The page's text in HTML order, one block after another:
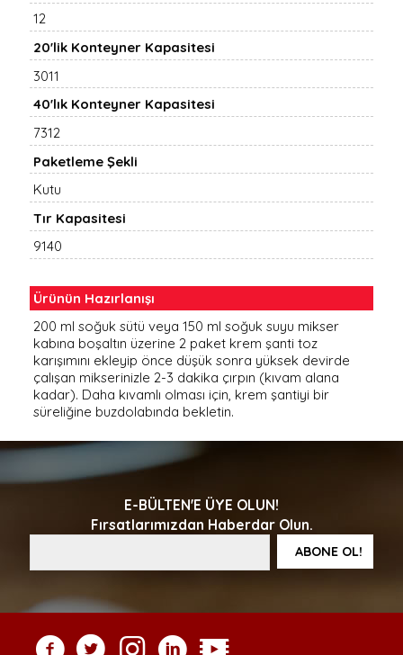
12
20'lik Konteyner Kapasitesi
3011
40'lık Konteyner Kapasitesi
7312
Paketleme Şekli
Kutu
Tır Kapasitesi
9140
Ürünün Hazırlanışı
200 ml soğuk sütü veya 150 ml soğuk suyu mikser
kabına boşaltın üzerine 2 paket krem şanti toz
karışımını ekleyip önce düşük sonra yüksek devirde
çalışan mikserinizle 2-3 dakika çırpın (kıvam alana
kadar). Daha kıvamlı olması için, krem şantiyi bir
süreliğine buzdolabında bekletin.
E-BÜLTEN'E ÜYE OLUN!
Fırsatlarımızdan Haberdar Olun.